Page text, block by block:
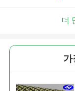
더
가